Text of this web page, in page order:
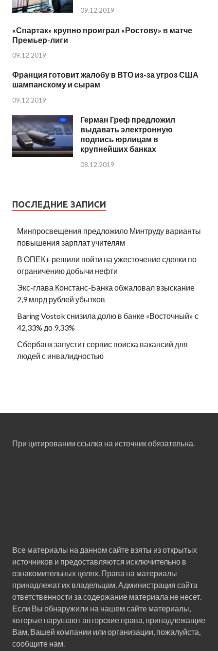
09.12.2019
«Спартак» крупно проиграл «Ростову» в матче
Премьер-лиги
09.12.2019
Франция готовит жалобу в ВТО из-за угроз США
шампанскому и сырам
09.12.2019
Герман Греф предложил
выдавать электронную
подпись юрлицам в
крупнейших банках
08.12.2019
ПОСЛЕДНИЕ ЗАПИСИ
Минпросвещения предложило Минтруду варианты
повышения зарплат учителям
В ОПЕК+ решили пойти на ужесточение сделки по
ограничению добычи нефти
Экс-глава Констанс-Банка обжаловал взыскание
2,9 млрд рублей убытков
Baring Vostok снизила долю в банке «Восточный» с
42,33% до 9,33%
Сбербанк запустит сервис поиска вакансий для
людей с инвалидностью
При цитировании ссылка на источник обязательна.
Все материалы на данном сайте взяты из открытых
источников и предоставляются исключительно в
ознакомительных целях. Права на материалы
принадлежат их владельцам. Администрация сайта
ответственности за содержание материала не несет.
Если Вы обнаружили на нашем сайте материалы,
которые нарушают авторские права, принадлежащие
Вам, Вашей компании или организации, пожалуйста,
сообщите нам.